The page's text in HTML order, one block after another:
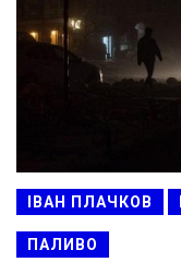
ІВАН ПЛАЧКОВ
ПАЛИВО